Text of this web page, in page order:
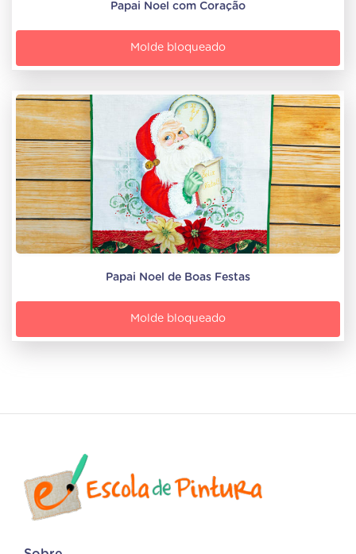
Papai Noel com Coração
Molde bloqueado
Papai Noel de Boas Festas
Molde bloqueado